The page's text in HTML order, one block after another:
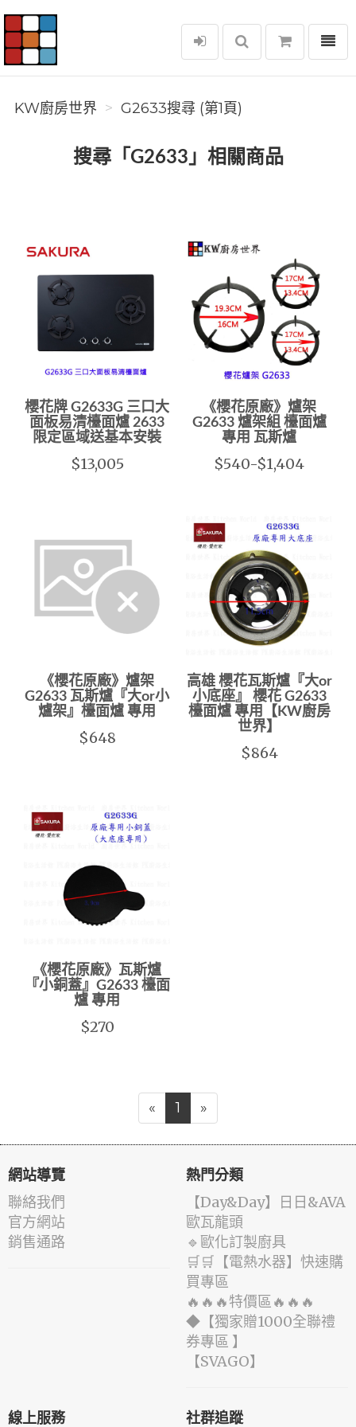
KW廚房世界
選單
KW廚房世界 G2633搜尋 (第1頁)
搜尋「G2633」相關商品
櫻花牌 G2633G 三口大
面板易清檯面爐 2633
限定區域送基本安裝
$13,005
《櫻花原廠》爐架
G2633 爐架組 檯面爐
專用 瓦斯爐
$540-$1,404
《櫻花原廠》爐架
G2633 瓦斯爐『大or小
爐架』檯面爐 專用
$648
高雄 櫻花瓦斯爐『大or
小底座』 櫻花 G2633
檯面爐 專用【KW廚房
世界】
$864
《櫻花原廠》瓦斯爐
『小銅蓋』G2633 檯面
爐 專用
$270
« 1 »
網站導覽
聯絡我們
官方網站
銷售通路
熱門分類
️【Day&Day】️日日&AVA
歐瓦龍頭
🔹歐化訂製廚具
🛒🛒【電熱水器】快速購
買專區
🔥🔥🔥特價區🔥🔥🔥
◆【獨家贈1000全聯禮
券專區 】
️【SVAGO】️
線上服務 社群追蹤